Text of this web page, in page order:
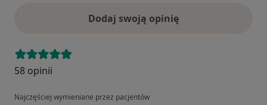
Dodaj swoją opinię
58 opinii
Najczęściej wymieniane przez pacjentów